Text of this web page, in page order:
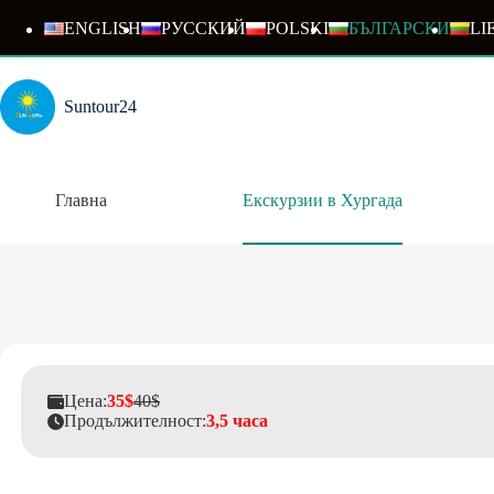
ENGLISH РУССКИЙ POLSKI БЪЛГАРСКИ
Suntour24
Главна Екскурзии в Хургада
Цена:35$40$
Продължителност:3,5 часа